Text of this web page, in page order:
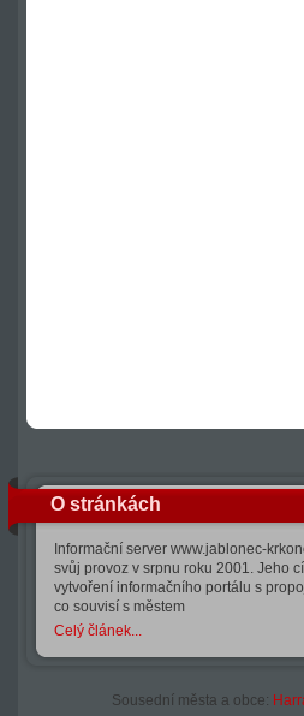
O stránkách
Informační server www.jablonec-
svůj provoz v srpnu roku 2001. Jeho
vytvoření informačního portálu s
co souvisí s městem
Celý článek...
Sousední města a obce: